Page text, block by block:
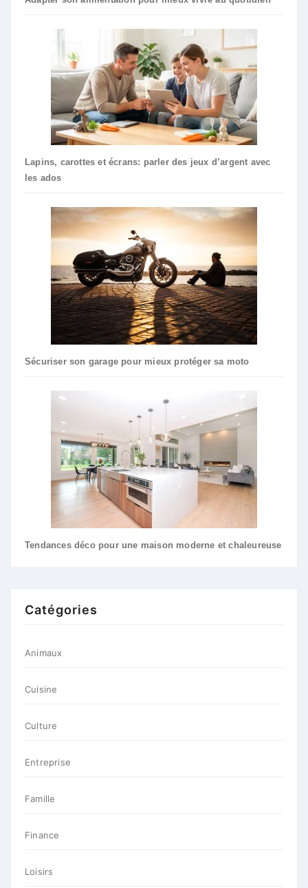
Lapins, carottes et écrans: parler des jeux d’argent avec
les ados
Sécuriser son garage pour mieux protéger sa moto
Tendances déco pour une maison moderne et chaleureuse
Catégories
Animaux
Cuisine
Culture
Entreprise
Famille
Finance
Loisirs